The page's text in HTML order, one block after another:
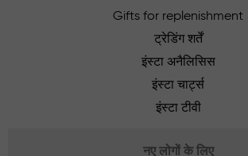
Gifts for replenishment
ट्रेडिंग शर्तें
इंस्टा अनैलिसिस
इंस्टा चार्ट्स
इंस्टा टीवी
नए लोगों के लिए